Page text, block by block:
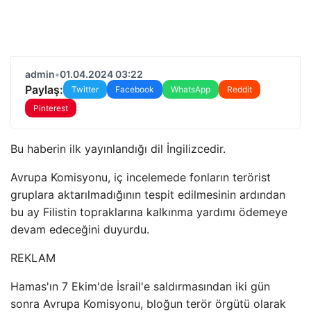
admin•01.04.2024 03:22
Paylaş: Twitter Facebook WhatsApp
Reddit
Pinterest
Bu haberin ilk yayınlandığı dil İngilizcedir.
Avrupa Komisyonu, iç incelemede fonların terörist
gruplara aktarılmadığının tespit edilmesinin ardından
bu ay Filistin topraklarına kalkınma yardımı ödemeye
devam edeceğini duyurdu.
REKLAM
Hamas'ın 7 Ekim'de İsrail'e saldırmasından iki gün
sonra Avrupa Komisyonu, bloğun terör örgütü olarak